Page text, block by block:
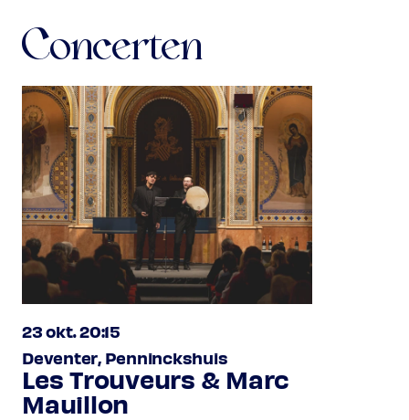
Concerten
23 okt. 20:15
Deventer, Penninckshuis
Les Trouveurs & Marc
Mauillon